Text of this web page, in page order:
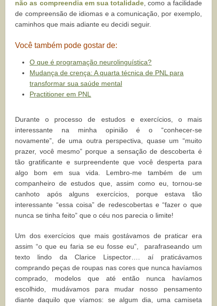
não as compreendia em sua totalidade , como a facilidade
de compreensão de idiomas e a comunicação, por exemplo,
caminhos que mais adiante eu decidi seguir.
Você também pode gostar de:
O que é programação neurolinguística?
Mudança de crença: A quarta técnica de PNL para
transformar sua saúde mental
Practitioner em PNL
Durante o processo de estudos e exercícios, o mais
interessante na minha opinião é o “conhecer-se
novamente”, de uma outra perspectiva, quase um “muito
prazer, você mesmo” porque a sensação de descoberta é
tão gratificante e surpreendente que você desperta para
algo bom em sua vida. Lembro-me também de um
companheiro de estudos que, assim como eu, tornou-se
canhoto após alguns exercícios, porque estava tão
interessante “essa coisa” de redescobertas e “fazer o que
nunca se tinha feito” que o céu nos parecia o limite!
Um dos exercícios que mais gostávamos de praticar era
assim “o que eu faria se eu fosse eu”, parafraseando um
texto lindo da Clarice Lispector…. aí praticávamos
comprando peças de roupas nas cores que nunca havíamos
comprado, modelos que até então nunca havíamos
escolhido, mudávamos para mudar nosso pensamento
diante daquilo que víamos: se algum dia, uma camiseta